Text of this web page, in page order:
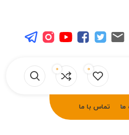
0
0
ما تماس با ما